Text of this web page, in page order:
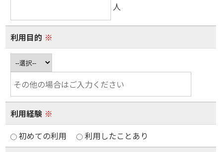
人
利用目的 ※
利用経験 ※
初めての利用
利用したことあり